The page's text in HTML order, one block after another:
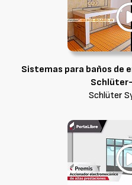
Sistemas para baños de
Schlüter